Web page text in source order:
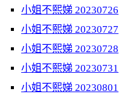
小姐不熙娣 20230726
小姐不熙娣 20230727
小姐不熙娣 20230728
小姐不熙娣 20230731
小姐不熙娣 20230801